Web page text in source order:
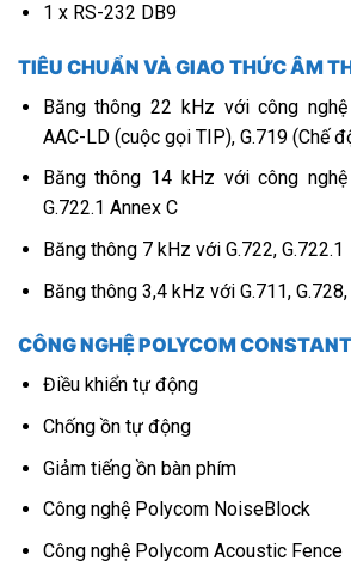
1 x RS-232 DB9
TIÊU CHUẨN VÀ GIAO THỨC ÂM
Băng thông 22 kHz với công
AAC-LD (cuộc gọi TIP), G.719 (Chế
Băng thông 14 kHz với công
G.722.1 Annex C
Băng thông 7 kHz với G.722, G.722.1
Băng thông 3,4 kHz với G.711,
CÔNG NGHỆ POLYCOM
Điều khiển tự động
Chống ồn tự động
Giảm tiếng ồn bàn phím
Công nghệ Polycom NoiseBlock
Công nghệ Polycom Acoustic Fence